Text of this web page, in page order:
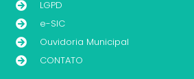
LGPD
e-SIC
Ouvidoria Municipal
CONTATO